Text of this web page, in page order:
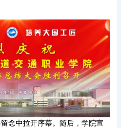
念中拉开序幕。随后，学院宣